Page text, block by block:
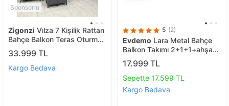
Sponsorlu
Zigonzi Vi̇lza 7 Kişilik Rattan
Bahçe Balkon Teras Oturma
Grubu Gri Minderli (3+1+1)
80x140 Cm Masa, 2 Adet
Puf Ve 2 Kişilik Rattan
33.999 TL
Kargo Bedava
5 (2)
Evdemo Lara Metal Bahçe
Balkon Takımı 2+1+1+ahşap
Masa Antrasit
17.999 TL
Sepette 17.599 TL
Kargo Bedava